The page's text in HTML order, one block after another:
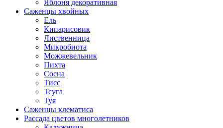
Яблоня декоративная
Саженцы хвойных
Ель
Кипарисовик
Лиственница
Микробиота
Можжевельник
Пихта
Сосна
Тисс
Тсуга
Туя
Саженцы клематиса
Рассада цветов многолетников